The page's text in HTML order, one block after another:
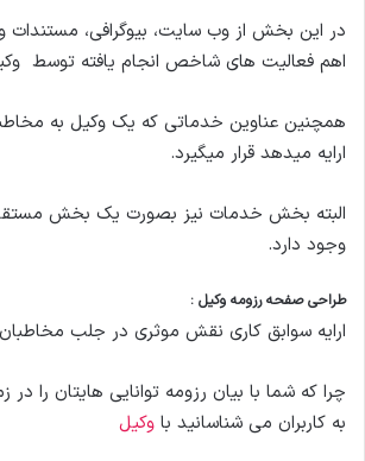
در این بخش از وب سایت، بیوگرافی،
اهم فعالیت های شاخص انجام یافته توسط
همچنین عناوین خدماتی که یک وکیل به
ارایه میدهد قرار میگیرد.
البته بخش خدمات نیز بصورت یک بخش
وجود دارد.
طراحی صفحه رزومه وکیل :
ارایه سوابق کاری نقش موثری در جلب مخاطبان
چرا که شما با بیان رزومه توانایی هایتان را
به کاربران می شناسانید با وکیل